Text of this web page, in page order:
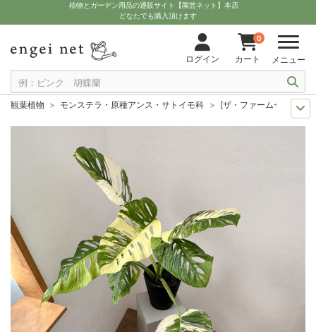
植物とガーデン用品の通販サイト【園芸ネット】本店
どなたでも購入頂けます
ログイン
0
カート メニュー
観葉植物 モンステラ・原種アンス・サトイモ科
[ザ・ファームセレクト
ザ・ファームユニバーサル オンライン
希少観葉植物
[ザ・ファームセレ
1点もの
[ザ・ファームセレクト]マドカズラ：斑入り 7号
ポットサイズ別 8号以上 [ザ・ファームセレクト]マド